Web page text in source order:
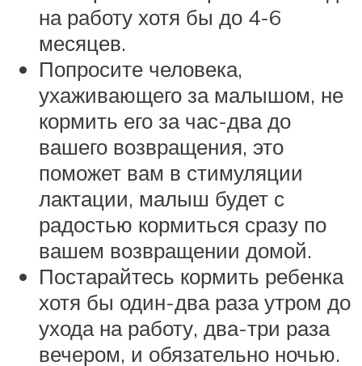
на работу хотя бы до 4-6
месяцев.
Попросите человека,
ухаживающего за малышом, не
кормить его за час-два до
вашего возвращения, это
поможет вам в стимуляции
лактации, малыш будет с
радостью кормиться сразу по
вашем возвращении домой.
Постарайтесь кормить ребенка
хотя бы один-два раза утром до
ухода на работу, два-три раза
вечером, и обязательно ночью.